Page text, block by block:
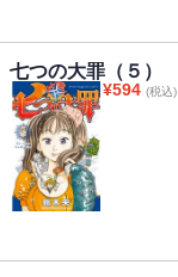
七つの大罪（５）
¥594 (税込)